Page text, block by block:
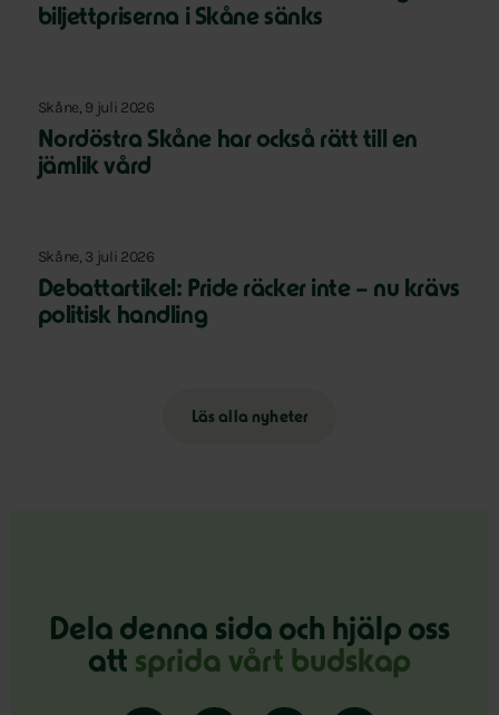
biljettpriserna i Skåne sänks
Skåne, 9 juli 2026
Nordöstra Skåne har också rätt till en
jämlik vård
Skåne, 3 juli 2026
Debattartikel: Pride räcker inte – nu krävs
politisk handling
Läs alla nyheter
Dela denna sida och hjälp oss
att sprida vårt budskap